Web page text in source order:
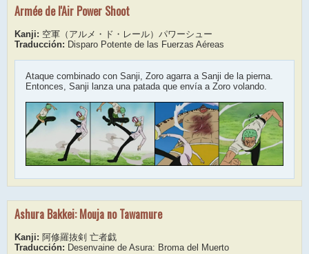
Armée de l'Air Power Shoot
Kanji: 空軍（アルメ・ド・レール）パワーシュー
Traducción: Disparo Potente de las Fuerzas Aéreas
Ataque combinado con Sanji, Zoro agarra a Sanji de la pierna.
Entonces, Sanji lanza una patada que envía a Zoro volando.
Ashura Bakkei: Mouja no Tawamure
Kanji: 阿修羅抜剣 亡者戯
Traducción: Desenvaine de Asura: Broma del Muerto